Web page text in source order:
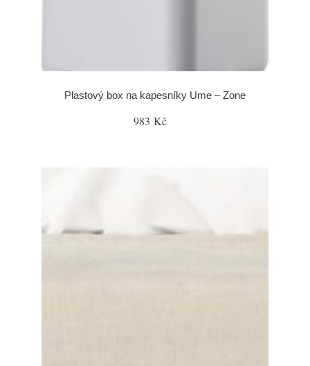
Plastový box na kapesníky Ume – Zone
983 Kč